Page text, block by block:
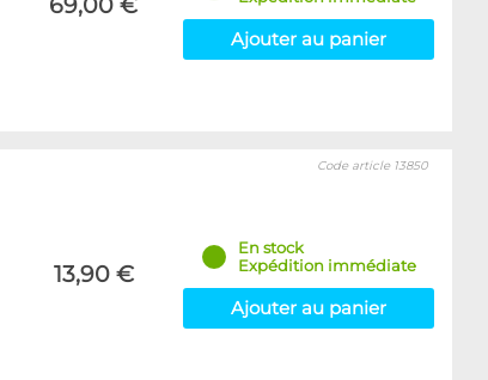
Ajouter au panier
13,90 €
Code article 13850
En stock
Expédition immédiate
Ajouter au panier